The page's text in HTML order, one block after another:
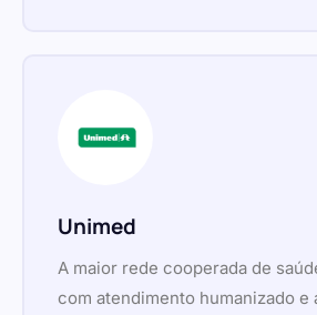
Unimed
A maior rede cooperada de
com atendimento humanizado e